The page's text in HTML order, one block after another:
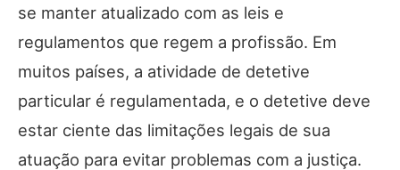
se manter atualizado com as leis e
regulamentos que regem a profissão. Em
muitos países, a atividade de detetive
particular é regulamentada, e o detetive deve
estar ciente das limitações legais de sua
atuação para evitar problemas com a justiça.